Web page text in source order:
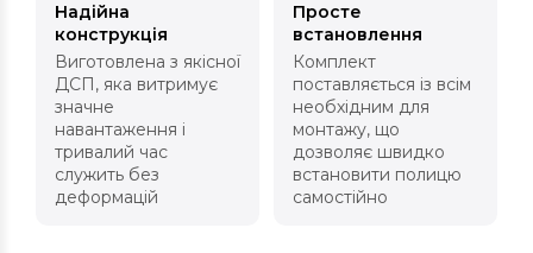
Надійна
конструкція
Виготовлена з якісної
ДСП, яка витримує
значне
навантаження і
тривалий час
служить без
деформацій
Просте
встановлення
Комплект
поставляється із всім
необхідним для
монтажу, що
дозволяє швидко
встановити полицю
самостійно